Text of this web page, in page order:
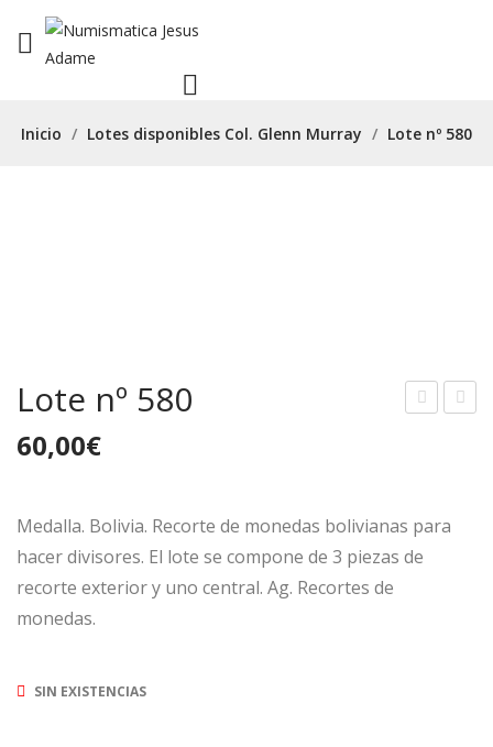
Inicio / Lotes disponibles Col. Glenn Murray / Lote nº 580
Lote nº 580
60,00€
Medalla. Bolivia. Recorte de monedas bolivianas para
hacer divisores. El lote se compone de 3 piezas de
recorte exterior y uno central. Ag. Recortes de
monedas.
SIN EXISTENCIAS